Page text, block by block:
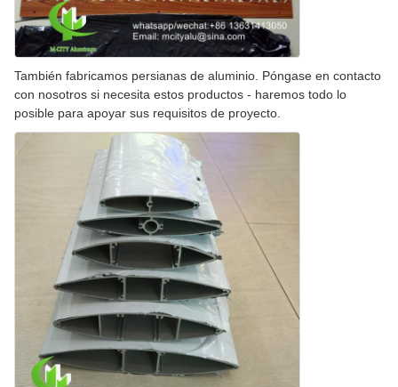
También fabricamos persianas de aluminio. Póngase en contacto
con nosotros si necesita estos productos - haremos todo lo
posible para apoyar sus requisitos de proyecto.